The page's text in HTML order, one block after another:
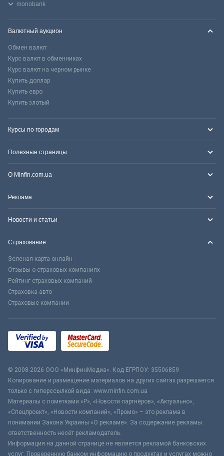
monobank
Валютный аукцион
Обмен валют
Курс валют в обменниках
Курс валют на черном рынке
Купить доллар
Купить евро
Купить злотый
Курсы по городам
Полезные страницы
О Minfin.com.ua
Реклама
Новости и статьи
Страхование
Зеленая карта онлайн
Отзывы о страховых компаниях
Рейтинг страховых компаний
Страховка авто
Страховые компании
© 2008-2026 ООО «МинфинМедиа». Код ЕГРПОУ: 35506859
Копирование и размещение материалов на других сайтах разрешается
только с гиперссылкой вида: www.minfin.com.ua
Материалы с пометками «Р», «Новости партнёров», «Актуально»,
«Спецпроект», «Новости компаний», «Промо» – это реклама в
понимании Закона Украины «О рекламе». За содержание рекламы
ответственность несёт рекламодатель.
Информация на данной странице не является рекламой банковских
услуг. Проверенную банком информацию о продуктах и услугах можно